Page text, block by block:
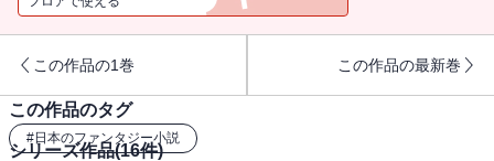
この作品の1巻 この作品の最新巻
この作品のタグ
#日本のファンタジー小説
シリーズ作品(16件)